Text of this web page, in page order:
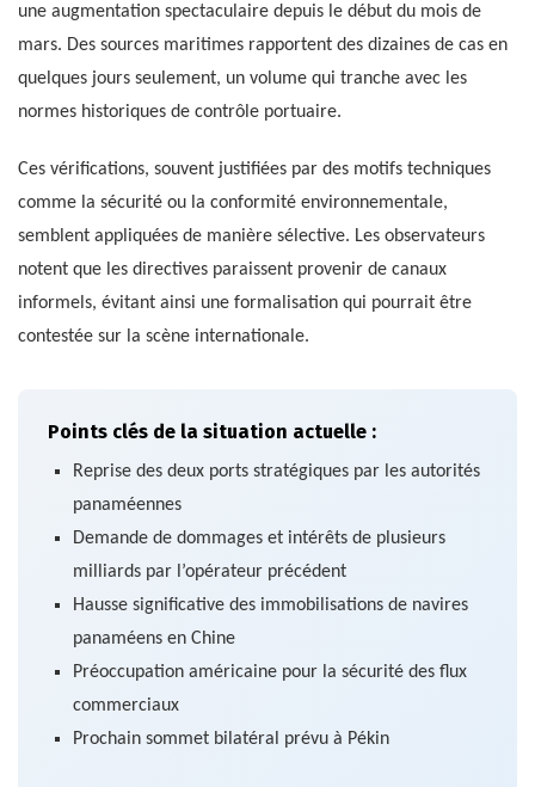
une augmentation spectaculaire depuis le début du mois de
mars. Des sources maritimes rapportent des dizaines de cas en
quelques jours seulement, un volume qui tranche avec les
normes historiques de contrôle portuaire.
Ces vérifications, souvent justifiées par des motifs techniques
comme la sécurité ou la conformité environnementale,
semblent appliquées de manière sélective. Les observateurs
notent que les directives paraissent provenir de canaux
informels, évitant ainsi une formalisation qui pourrait être
contestée sur la scène internationale.
Points clés de la situation actuelle :
Reprise des deux ports stratégiques par les autorités
panaméennes
Demande de dommages et intérêts de plusieurs
milliards par l’opérateur précédent
Hausse significative des immobilisations de navires
panaméens en Chine
Préoccupation américaine pour la sécurité des flux
commerciaux
Prochain sommet bilatéral prévu à Pékin